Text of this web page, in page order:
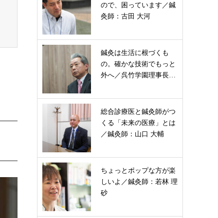
ので、困っています／鍼
灸師：古田 大河
鍼灸は生活に根づくも
の。確かな技術でもっと
外へ／呉竹学園理事長…
総合診療医と鍼灸師がつ
くる「未来の医療」とは
／鍼灸師：山口 大輔
ちょっとポップな方が楽
しいよ／鍼灸師：若林 理
砂